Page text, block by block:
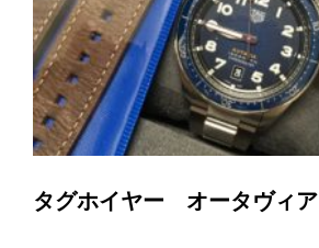
タグホイヤー オータヴィア